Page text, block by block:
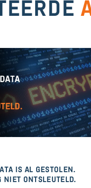
IS AL GESTOLEN.
NIET ONTSLEUTELD.